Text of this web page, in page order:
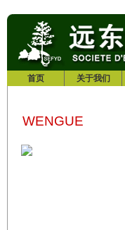
首页 关于我们
WENGUE